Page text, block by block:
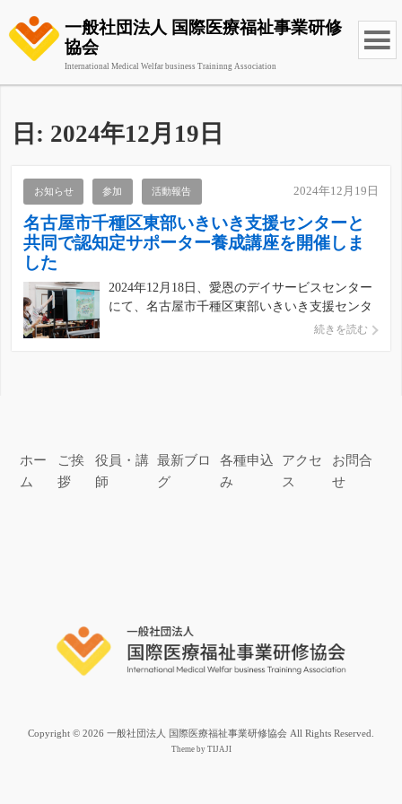
一般社団法人 国際医療福祉事業研修
協会
International Medical Welfar business Traininng Association
日: 2024年12月19日
お知らせ 参加 活動報告 2024年12月19日
名古屋市千種区東部いきいき支援センターと
共同で認知定サポーター養成講座を開催しま
した
2024年12月18日、愛恩のデイサービスセンター
にて、名古屋市千種区東部いきいき支援センタ
ーと共同で認知定サポーター養成講座を開催し
続きを読む
ホー
ム
ご挨
拶
役員・講
師
最新ブロ
グ
各種申込
み
アクセ
ス
お問合
せ
Copyright © 2026 一般社団法人 国際医療福祉事業研修協会 All Rights Reserved.
Theme by TIJAJI